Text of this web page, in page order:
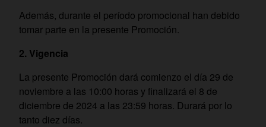
Además, durante el período promocional han debido
tomar parte en la presente Promoción.
2. Vigencia
La presente Promoción dará comienzo el día 29 de
noviembre a las 10:00 horas y finalizará el 8 de
diciembre de 2024 a las 23:59 horas. Durará por lo
tanto diez días.